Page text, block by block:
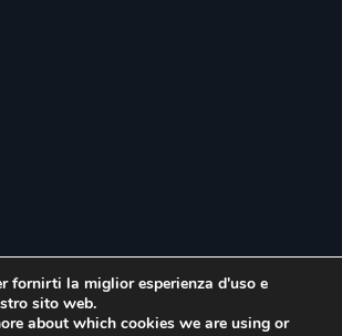
fornirti la miglior esperienza d'uso e
sito web.
about which cookies we are using or